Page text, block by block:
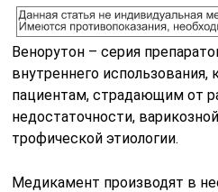
Венорутон – серия
внутреннего использования,
пациентам, страдающим от
недостаточности,
трофической этиологии.
Медикамент производят в